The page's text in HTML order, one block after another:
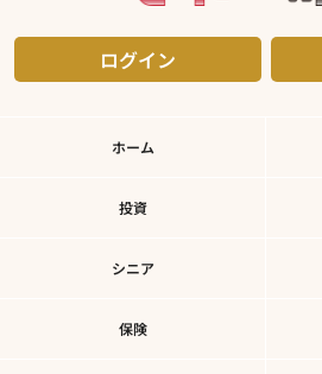
ログイン
ホーム
投資
シニア
保険